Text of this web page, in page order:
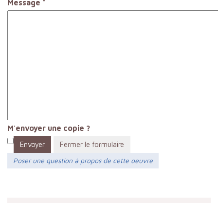
Message *
M'envoyer une copie ?
Envoyer
Fermer le formulaire
Poser une question à propos de cette oeuvre